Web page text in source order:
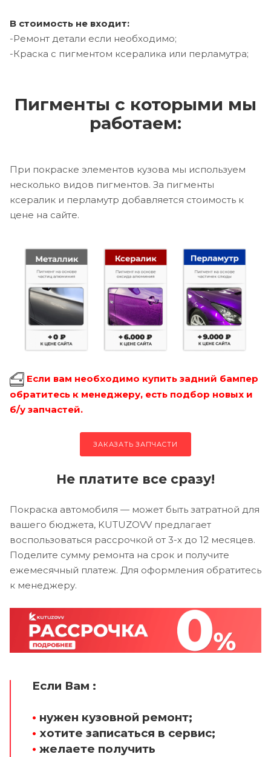
В стоимость не входит:
-Ремонт детали если необходимо;
-Краска с пигментом ксералика или перламутра;
Пигменты с которыми мы
работаем:
При покраске элементов кузова мы используем
несколько видов пигментов. За пигменты
ксералик и перламутр добавляется стоимость к
цене на сайте.
Если вам необходимо купить задний бампер
обратитесь к менеджеру, есть подбор новых и
б/у запчастей.
ЗАКАЗАТЬ ЗАПЧАСТИ
Не платите все сразу!
Покраска автомобиля — может быть затратной для
вашего бюджета, KUTUZOVV предлагает
воспользоваться рассрочкой от 3-х до 12 месяцев.
Поделите сумму ремонта на срок и получите
ежемесячный платеж. Для оформления обратитесь
к менеджеру.
Если Вам :
• нужен кузовной ремонт;
• хотите записаться в сервис;
• желаете получить